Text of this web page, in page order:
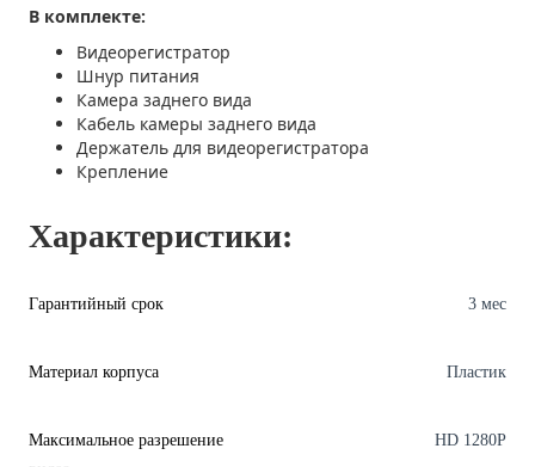
В комплекте:
Видеорегистратор
Шнур питания
Камера заднего вида
Кабель камеры заднего вида
Держатель для видеорегистратора
Крепление
Характеристики:
Гарантийный срок 3 мес
Материал корпуса Пластик
Максимальное разрешение
HD 1280P